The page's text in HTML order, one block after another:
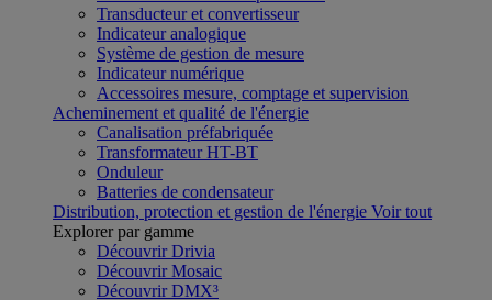
Transducteur et convertisseur
Indicateur analogique
Système de gestion de mesure
Indicateur numérique
Accessoires mesure, comptage et supervision
Acheminement et qualité de l'énergie
Canalisation préfabriquée
Transformateur HT-BT
Onduleur
Batteries de condensateur
Distribution, protection et gestion de l'énergie Voir tout
Explorer par gamme
Découvrir Drivia
Découvrir Mosaic
Découvrir DMX³